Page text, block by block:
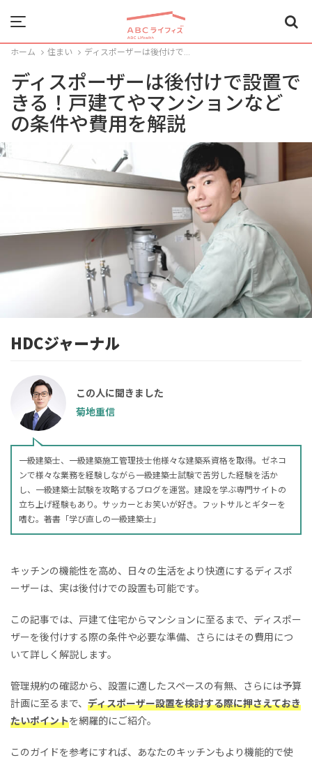
Menu
ホーム 住まい ディスポーザーは後付けで...
ディスポーザーは後付けで設置で
きる！戸建てやマンションなど
の条件や費用を解説
HDCジャーナル
この人に聞きました
菊地重信
一級建築士、一級建築施工管理技士他様々な建築系資格を取得。ゼネコ
ンで様々な業務を経験しながら一級建築士試験で苦労した経験を活か
し、一級建築士試験を攻略するブログを運営。建設を学ぶ専門サイトの
立ち上げ経験もあり。サッカーとお笑いが好き。フットサルとギターを
嗜む。著書「学び直しの一級建築士」
キッチンの機能性を高め、日々の生活をより快適にするディスポ
ーザーは、実は後付けでの設置も可能です。
この記事では、戸建て住宅からマンションに至るまで、ディスポー
ザーを後付けする際の条件や必要な準備、さらにはその費用につ
いて詳しく解説します。
管理規約の確認から、設置に適したスペースの有無、さらには予算
計画に至るまで、 ディスポーザー設置を検討する際に押さえておき
たいポイントを網羅的にご紹介。
このガイドを参考にすれば、あなたのキッチンもより機能的で使